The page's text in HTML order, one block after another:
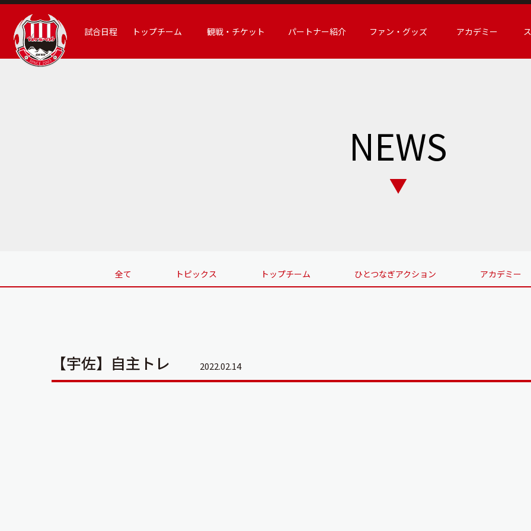
試合日程 トップチーム 観戦・チケット パートナー紹介 ファン・グッズ アカデミー
NEWS
全て トピックス トップチーム ひとつなぎアクション アカデミー
【宇佐】自主トレ 2022.02.14